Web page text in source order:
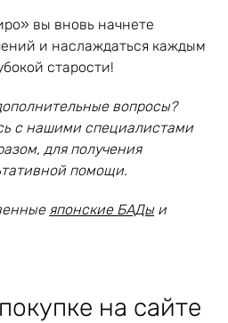
вы вновь начнете
и наслаждаться каждым
старости!
вопросы?
с нашими специалистами
для получения
помощи.
японские БАДыи
на сайте